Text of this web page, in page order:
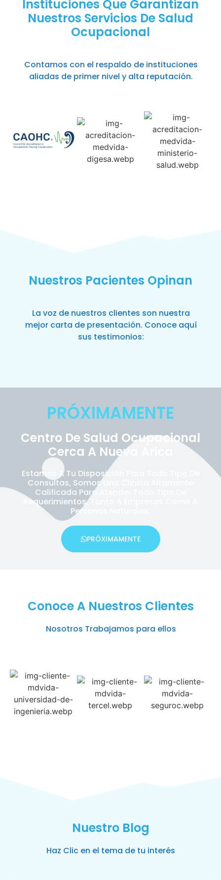
Instituciones Que Garantizan
Nuestros Servicios De Salud
Ocupacional
Contamos con el respaldo de instituciones
aliadas de primer nivel y alta reputación.
Nuestros Pacientes Opinan
La voz de nuestros clientes son nuestra
mejor carta de presentación. Conoce aquí
sus testimonios:
PRÓXIMAMENTE
Centro De Salud Ocupacional
Cerca A Nueva Arica
Estamos A Tu Disposición Para Todo Tipo De
Consultas, Somos Una Clínica Altamente
Calificada Para Atender Todo Tipo De
Requerimientos, Tanto A Empresas Como A
Personas Naturales.
PRÓXIMAMENTE
Conoce A Nuestros Clientes
Nosotros Trabajamos para ellos
Nuestro Blog
Haz Clic en el tema de tu interés